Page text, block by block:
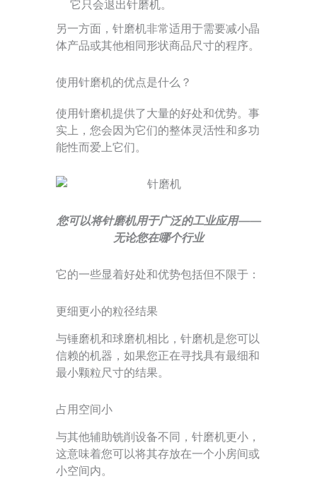
它只会退出针磨机。
另一方面，针磨机非常适用于需要减小晶
体产品或其他相同形状商品尺寸的程序。
使用针磨机的优点是什么？
使用针磨机提供了大量的好处和优势。事
实上，您会因为它们的整体灵活性和多功
能性而爱上它们。
您可以将针磨机用于广泛的工业应用——
无论您在哪个行业
它的一些显着好处和优势包括但不限于：
更细更小的粒径结果
与锤磨机和球磨机相比，针磨机是您可以
信赖的机器，如果您正在寻找具有最细和
最小颗粒尺寸的结果。
占用空间小
与其他辅助铣削设备不同，针磨机更小，
这意味着您可以将其存放在一个小房间或
小空间内。